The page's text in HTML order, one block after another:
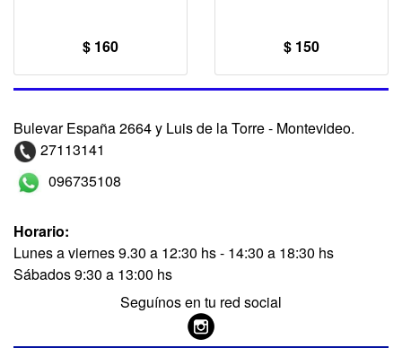
$ 160 $ 150
Bulevar España 2664 y Luis de la Torre - Montevideo.
27113141
096735108
Horario:
Lunes a viernes 9.30 a 12:30 hs - 14:30 a 18:30 hs
Sábados 9:30 a 13:00 hs
Seguínos en tu red social